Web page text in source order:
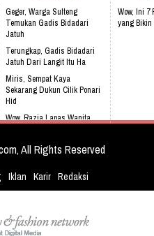
Geger, Warga Sulteng
Temukan Gadis Bidadari
Jatuh
Terungkap, Gadis Bidadari
Jatuh Dari Langit Itu Ha
Miris, Sempat Kaya
Sekarang Dukun Cilik Ponari
Hid
Wow, Razia Lapas Wanita,
Cinta Laura Banjir Pujian
Kenakan Gaun Etnik di Pr
Wow, Ini 7
yang
All Rights Reserved
Iklan Karir Redaksi